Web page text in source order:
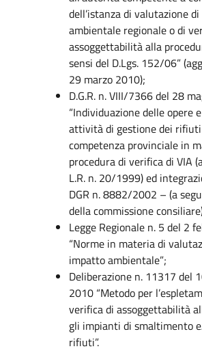
dell’istanza di valutazione
ambientale regionale o di
assoggettabilità alla
sensi del D.Lgs. 152/06”
29 marzo 2010);
D.G.R. n. VIII/7366 del 28
“Individuazione delle opere
attività di gestione dei
competenza provinciale in
procedura di verifica di VIA
L.R. n. 20/1999) ed
DGR n. 8882/2002 – (a
della commissione
Legge Regionale n. 5 del 2
“Norme in materia di
impatto ambientale”;
Deliberazione n. 11317 del
2010 “Metodo per
verifica di assoggettabilità
gli impianti di smaltimento
rifiuti”.